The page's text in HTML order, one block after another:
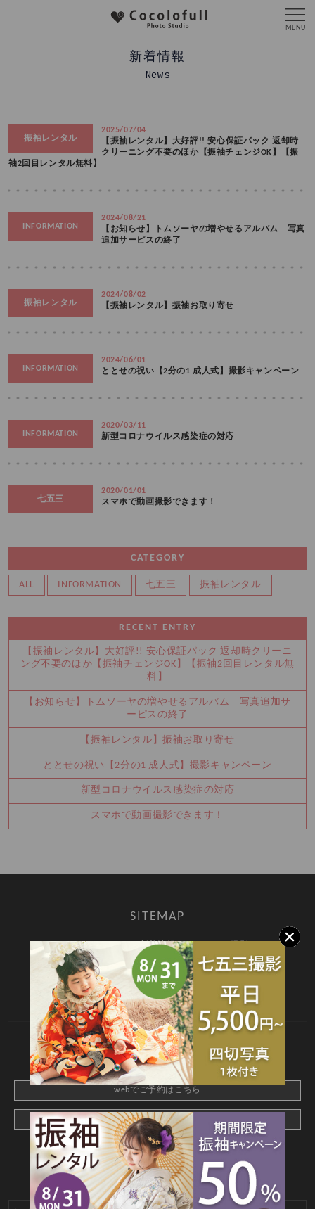
新着情報
News
振袖レンタル
2025/07/04
【振袖レンタル】大好評!! 安心保証パック 返却時
クリーニング不要のほか【振袖チェンジOK】【振
袖2回目レンタル無料】
INFORMATION
2024/08/21
【お知らせ】トムソーヤの増やせるアルバム 写真
追加サーピスの終了
振袖レンタル
2024/08/02
【振袖レンタル】振袖お取り寄せ
INFORMATION
2024/06/01
ととせの祝い【2分の1 成人式】撮影キャンペーン
INFORMATION
2020/03/11
新型コロナウイルス感染症の対応
七五三
2020/01/01
スマホで動画撮影できます！
CATEGORY
ALL INFORMATION 七五三 振袖レンタル
RECENT ENTRY
【振袖レンタル】大好評!! 安心保証パック 返却時クリーニ
ング不要のほか【振袖チェンジOK】【振袖2回目レンタル無
料】
【お知らせ】トムソーヤの増やせるアルバム 写真追加サ
ーピスの終了
【振袖レンタル】振袖お取り寄せ
ととせの祝い【2分の1 成人式】撮影キャンペーン
新型コロナウイルス感染症の対応
スマホで動画撮影できます！
SITEMAP
TOP 新着情報
撮影メニュー
料金・商品
キャンペーン
衣装カタログ
店舗情報
よくあるご質問
web撮影予約
CONTACT
webでご予約はこちら
メールでお問合わせ